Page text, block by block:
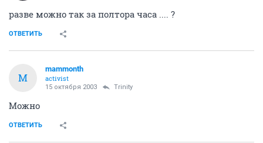
разве можно так за полтора часа .... ?
ОТВЕТИТЬ
M
mammonth
activist
15 октября 2003 Trinity
Можно
ОТВЕТИТЬ